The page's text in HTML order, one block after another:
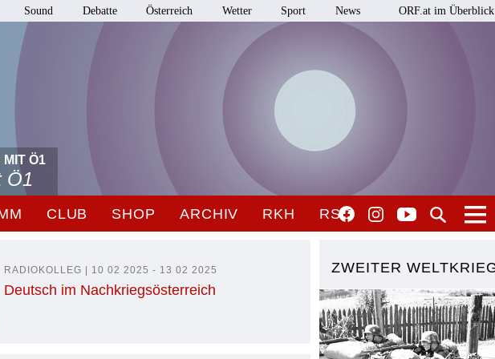
Sound Debatte Österreich Wetter Sport News ORF.at im Überblick
MIT Ö1
Ö1
CLUB SHOP ARCHIV RKH RSO
ZWEITER
RADIOKOLLEG | 10 02 2025 - 13 02 2025
Deutsch im Nachkriegsösterreich